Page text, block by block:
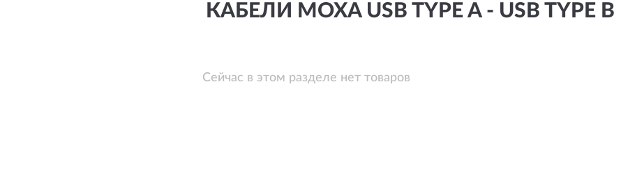
КАБЕЛИ MOXA USB TYPE A - USB TYPE B
Сейчас в этом разделе нет товаров